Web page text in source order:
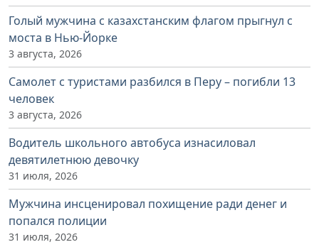
Голый мужчина с казахстанским флагом прыгнул с
моста в Нью-Йорке
3 августа, 2026
Самолет с туристами разбился в Перу – погибли 13
человек
3 августа, 2026
Водитель школьного автобуса изнасиловал
девятилетнюю девочку
31 июля, 2026
Мужчина инсценировал похищение ради денег и
попался полиции
31 июля, 2026